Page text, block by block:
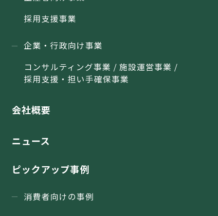
採用支援事業
企業・行政向け事業
コンサルティング事業 / 施設運営事業 /
採用支援・担い手確保事業
会社概要
ニュース
ピックアップ事例
消費者向けの事例